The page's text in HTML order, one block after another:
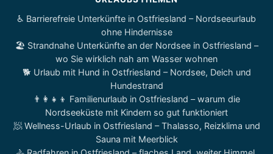
♿ Barrierefreie Unterkünfte in Ostfriesland – Nordseeurlaub
ohne Hindernisse
🏖️ Strandnahe Unterkünfte an der Nordsee in Ostfriesland –
wo Sie wirklich nah am Wasser wohnen
🐕 Urlaub mit Hund in Ostfriesland – Nordsee, Deich und
Hundestrand
👨‍👩‍👧‍👦 Familienurlaub in Ostfriesland – warum die
Nordseeküste mit Kindern so gut funktioniert
🧖 Wellness-Urlaub in Ostfriesland – Thalasso, Reizklima und
Sauna mit Meerblick